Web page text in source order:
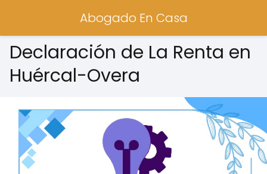
Abogado En Casa
Declaración de La Renta en
Huércal-Overa